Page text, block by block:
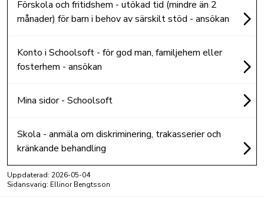
Förskola och fritidshem - utökad tid (mindre än 2
månader) för barn i behov av särskilt stöd - ansökan
Konto i Schoolsoft - för god man, familjehem eller
fosterhem - ansökan
Mina sidor - Schoolsoft
Skola - anmäla om diskriminering, trakasserier och
kränkande behandling
Uppdaterad: 2026-05-04
Sidansvarig: Ellinor Bengtsson